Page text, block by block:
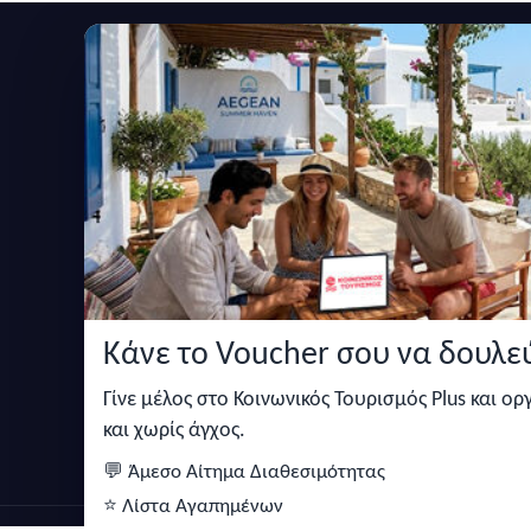
Κάνε το Voucher σου να
Γίνε μέλος στο Κοινωνικός Τουρισμός Plus και
και χωρίς άγχος.
💬 Άμεσο Αίτημα Διαθεσιμότητας
⭐ Λίστα Αγαπημένων
Εγγραφείτε στο newsletter μας
Μείνετε ενημερωμένοι με τις τελευταίες
Κάντε αναζήτηση για προσφορές σε ξενοδοχεία,